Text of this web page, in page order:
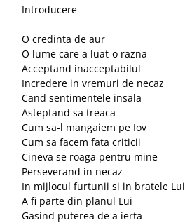
Introducere
O credinta de aur
O lume care a luat-o razna
Acceptand inacceptabilul
Incredere in vremuri de necaz
Cand sentimentele insala
Asteptand sa treaca
Cum sa-l mangaiem pe Iov
Cum sa facem fata criticii
Cineva se roaga pentru mine
Perseverand in necaz
In mijlocul furtunii si in bratele Lui
A fi parte din planul Lui
Gasind puterea de a ierta